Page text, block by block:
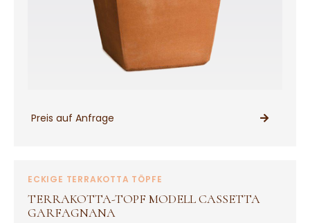
Preis auf Anfrage
PRODUKT ANSEHEN
ECKIGE TERRAKOTTA TÖPFE
TERRAKOTTA-TOPF MODELL CASSETTA
GARFAGNANA